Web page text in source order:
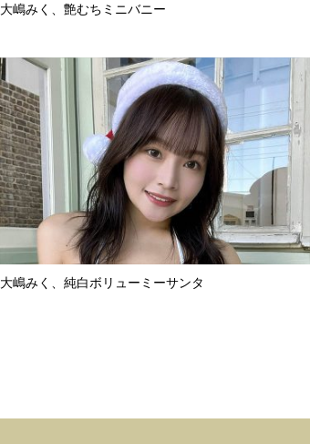
大嶋みく、艶むちミニバニー
大嶋みく、純白ボリューミーサンタ